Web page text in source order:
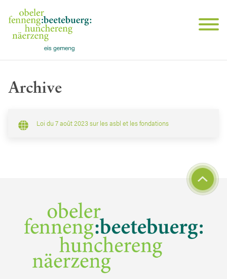
Archive
Loi du 7 août 2023 sur les asbl et les fondations